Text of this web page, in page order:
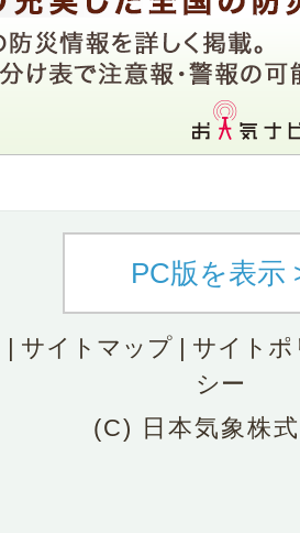
PC版を表示
| サイトマップ| サイトポ
シー
(C) 日本気象株